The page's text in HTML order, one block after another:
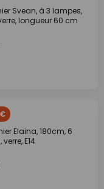
Svean, à 3 lampes,
longueur 60 cm
Elaina, 180cm, 6
E14